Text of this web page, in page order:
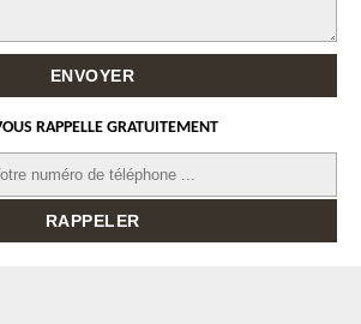
RAPPELLE GRATUITEMENT